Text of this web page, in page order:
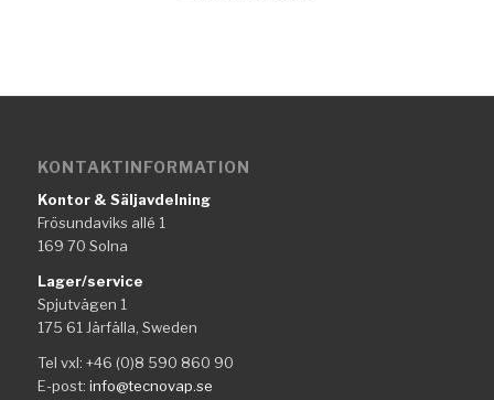
KONTAKTINFORMATION
Kontor & Säljavdelning
Frösundaviks allé 1
169 70 Solna
Lager/service
Spjutvägen 1
175 61 Järfälla, Sweden
Tel vxl: +46 (0)8 590 860 90
E-post: info@tecnovap.se